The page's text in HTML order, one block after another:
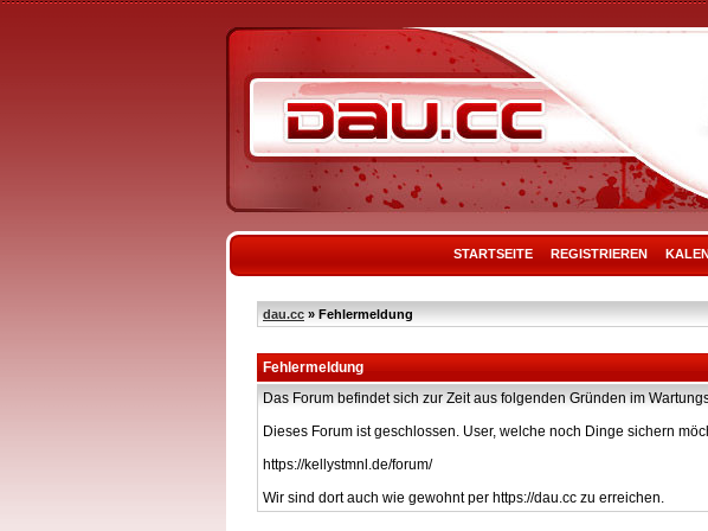
STARTSEITE REGISTRIEREN
dau.cc » Fehlermeldung
Fehlermeldung
Das Forum befindet sich zur Zeit aus folgenden Gründen im
Dieses Forum ist geschlossen. User, welche noch Dinge sichern
https://kellystmnl.de/forum/
Wir sind dort auch wie gewohnt per https://dau.cc zu erreichen.